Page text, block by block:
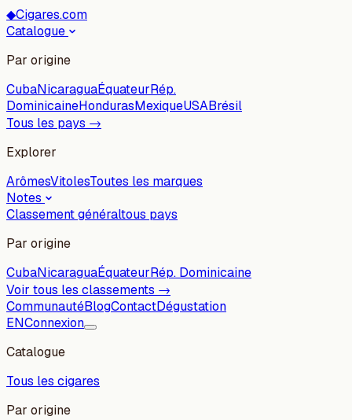
◆Cigares.com
Catalogue
Par origine
CubaNicaraguaÉquateurRép.
DominicaineHondurasMexiqueUSABrésil
Tous les pays →
Explorer
ArômesVitolesToutes les marques
Notes
Classement généraltous pays
Par origine
CubaNicaraguaÉquateurRép. Dominicaine
Voir tous les classements →
CommunautéBlogContactDégustation
ENConnexion
Catalogue
Tous les cigares
Par origine